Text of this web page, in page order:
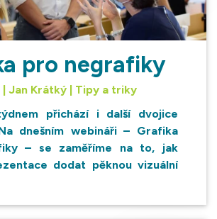
pro negrafiky
Jan Krátký | Tipy a triky
přichází i další dvojice
dnešním webináři – Grafika
– se zaměříme na to, jak
dodat pěknou vizuální